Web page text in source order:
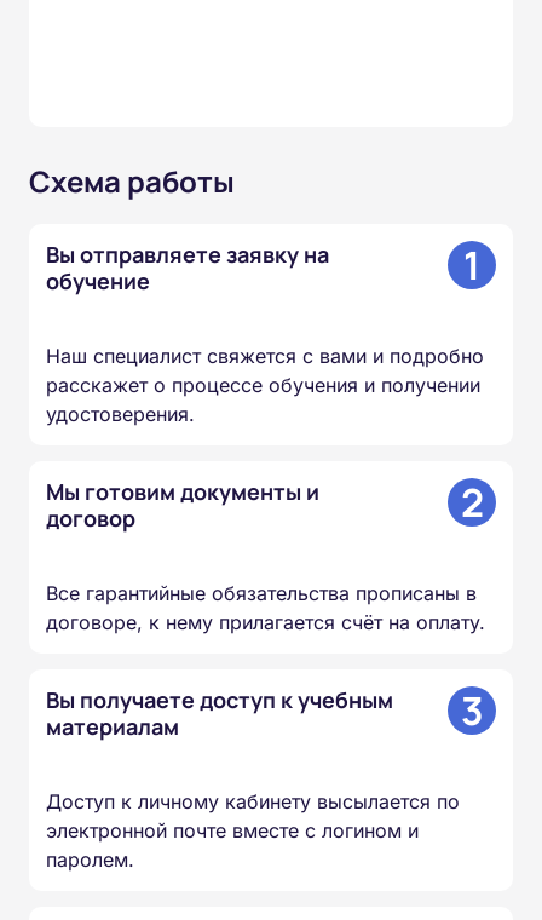
Схема работы
Вы отправляете заявку на
обучение
1
Наш специалист свяжется с вами и подробно
расскажет о процессе обучения и получении
удостоверения.
Мы готовим документы и
договор
2
Все гарантийные обязательства прописаны в
договоре, к нему прилагается счёт на оплату.
Вы получаете доступ к учебным
материалам
3
Доступ к личному кабинету высылается по
электронной почте вместе с логином и
паролем.